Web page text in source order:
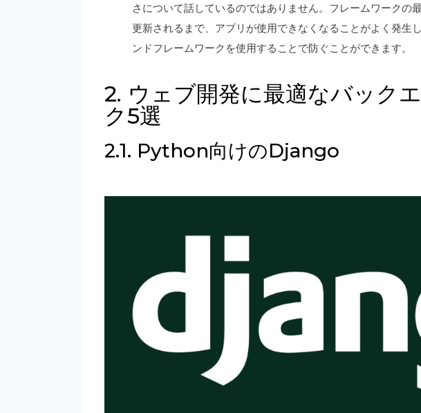
さについて話しているのではありません。フレームワークの
更新されるまで、アプリが使用できなくなることがよく発生
ンドフレームワークを使用することで防ぐことができます。
2. ウェブ開発に最適なバック
ク5選
2.1. Python向けのDjango